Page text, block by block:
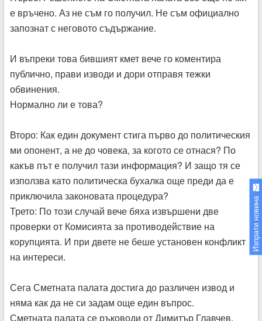
е връчено. Аз не съм го получил. Не съм официално
запознат с неговото съдържание.
И въпреки това бившият кмет вече го коментира
публично, прави изводи и дори отправя тежки
обвинения.
Нормално ли е това?
Второ: Как един документ стига първо до политическия
ми опонент, а не до човека, за когото се отнася? По
какъв път е получил тази информация? И защо тя се
използва като политическа бухалка още преди да е
приключила законовата процедура?
Трето: По този случай вече бяха извършени две
проверки от Комисията за противодействие на
корупцията. И при двете не беше установен конфликт
на интереси.
Сега Сметната палата достига до различен извод и
няма как да не си задам още един въпрос.
Сметната палата се ръководи от Димитър Главчев,
Изпрати новина